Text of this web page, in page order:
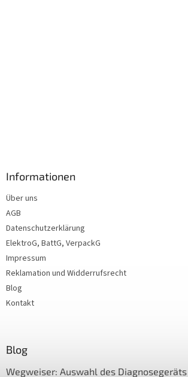
Informationen
Über uns
AGB
Datenschutzerklärung
ElektroG, BattG, VerpackG
Impressum
Reklamation und Widderrufsrecht
Blog
Kontakt
Blog
Wegweiser: Auswahl des Diagnosegeräts